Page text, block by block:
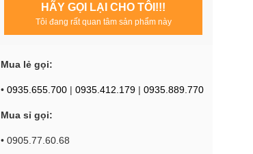
HÃY GỌI LẠI CHO TÔI!!!
Tôi đang rất quan tâm sản phẩm này
Mua lẻ gọi:
• 0935.655.700 | 0935.412.179 | 0935.889.770
Mua sỉ gọi:
• 0905.77.60.68